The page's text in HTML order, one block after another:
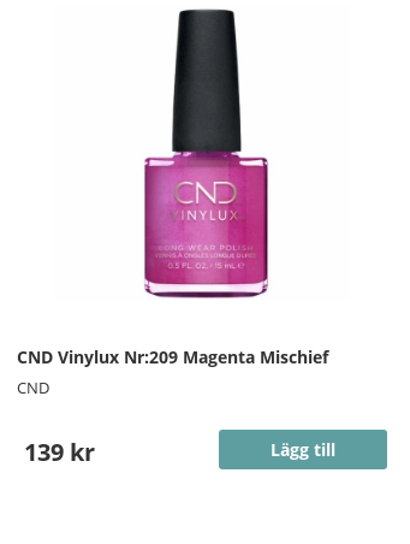
CND Vinylux Nr:209 Magenta Mischief
CND
139 kr Lägg till